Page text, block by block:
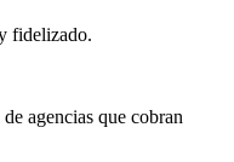
fidelizado.
agencias que cobran